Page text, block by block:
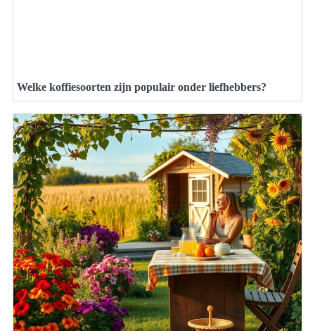
Welke koffiesoorten zijn populair onder liefhebbers?